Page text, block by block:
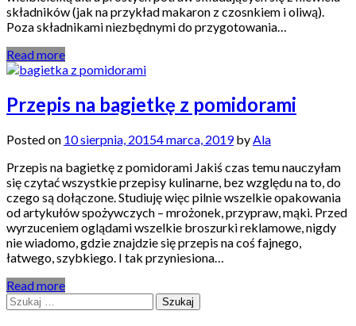
składników (jak na przykład makaron z czosnkiem i oliwą).
Poza składnikami niezbędnymi do przygotowania…
Read more
Przepis na bagietkę z pomidorami
Posted on 10 sierpnia, 20154 marca, 2019byAla
Przepis na bagietkę z pomidorami Jakiś czas temu nauczyłam
się czytać wszystkie przepisy kulinarne, bez względu na to, do
czego są dołączone. Studiuję więc pilnie wszelkie opakowania
od artykułów spożywczych – mrożonek, przypraw, mąki. Przed
wyrzuceniem oglądami wszelkie broszurki reklamowe, nigdy
nie wiadomo, gdzie znajdzie się przepis na coś fajnego,
łatwego, szybkiego. I tak przyniesiona…
Read more
Szukaj: